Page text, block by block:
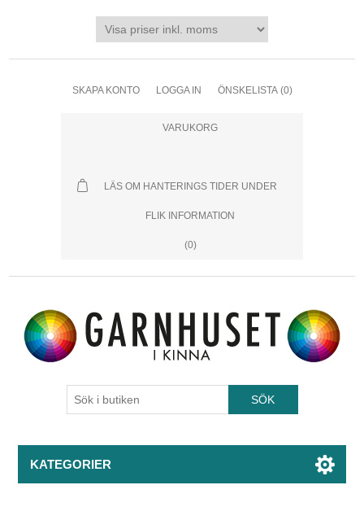
SKAPA KONTO LOGGA IN ÖNSKELISTA (0)
VARUKORG
LÄS OM HANTERINGS TIDER UNDER
FLIK INFORMATION
(0)
KATEGORIER